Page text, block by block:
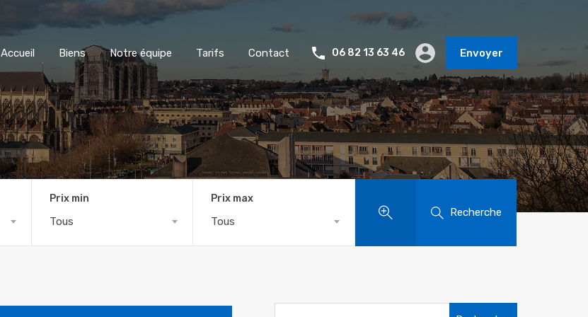
Accueil Biens Notre équipe Tarifs Contact 06 82 13 63 46 Envoyer
Prix min
Tous
Prix max
Tous
Recherche